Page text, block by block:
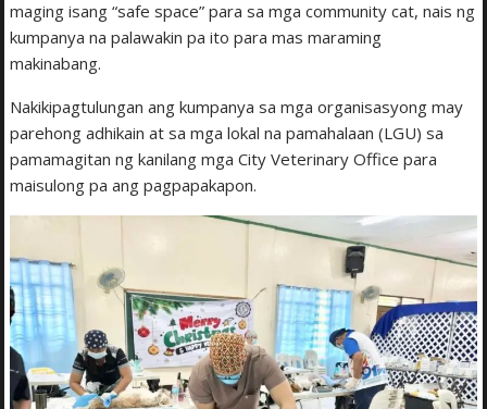
maging isang “safe space” para sa mga community cat, nais ng
kumpanya na palawakin pa ito para mas maraming
makinabang.
Nakikipagtulungan ang kumpanya sa mga organisasyong may
parehong adhikain at sa mga lokal na pamahalaan (LGU) sa
pamamagitan ng kanilang mga City Veterinary Office para
maisulong pa ang pagpapakapon.